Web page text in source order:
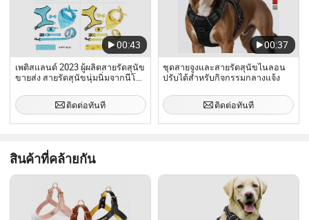
00:43
เพติสแลนด์ 2023 ผู้ผลิตสายรัดสุนัข
ขายส่ง สายรัดสุนัขนุ่มนิ่มจากนีโอ
สายจูง ปลอกคอสุนัข และที่เก็บถุง
ขยะ โบว์ไท
ติดต่อทันที
00:37
ชุดสายจูงและสายรัดสุนัขไนลอน
ปรับได้สำหรับกิจกรรมกลางแจ้ง
ติดต่อทันที
สินค้าที่คล้ายกัน